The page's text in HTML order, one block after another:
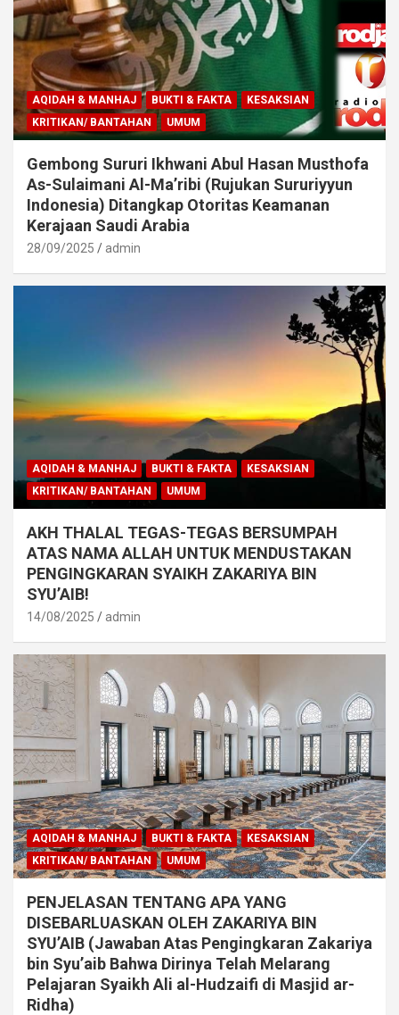
AQIDAH & MANHAJ BUKTI & FAKTA
KESAKSIAN
KRITIKAN/ BANTAHAN
UMUM
Gembong Sururi Ikhwani Abul Hasan Musthofa
As-Sulaimani Al-Ma’ribi (Rujukan Sururiyyun
Indonesia) Ditangkap Otoritas Keamanan
Kerajaan Saudi Arabia
28/09/2025 admin
AQIDAH & MANHAJ BUKTI & FAKTA
KESAKSIAN
KRITIKAN/ BANTAHAN
UMUM
AKH THALAL TEGAS-TEGAS BERSUMPAH
ATAS NAMA ALLAH UNTUK MENDUSTAKAN
PENGINGKARAN SYAIKH ZAKARIYA BIN
SYU’AIB!
14/08/2025 admin
AQIDAH & MANHAJ BUKTI & FAKTA
KESAKSIAN
KRITIKAN/ BANTAHAN
UMUM
PENJELASAN TENTANG APA YANG
DISEBARLUASKAN OLEH ZAKARIYA BIN
SYU’AIB (Jawaban Atas Pengingkaran Zakariya
bin Syu’aib Bahwa Dirinya Telah Melarang
Pelajaran Syaikh Ali al-Hudzaifi di Masjid ar-
Ridha)